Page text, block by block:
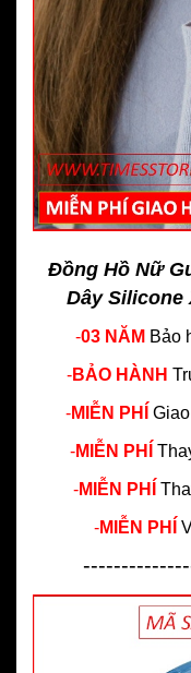
Đồng Hồ Nữ
Dây Silicone
-03 NĂM Bảo
-BẢO HÀNH
-MIỄN PHÍ
-MIỄN PHÍ
-MIỄN PHÍ
-MIỄN PHÍ